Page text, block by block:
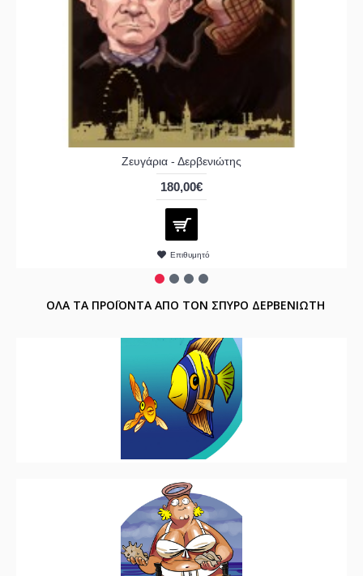
Ζευγάρια - Δερβενιώτης
180,00€
Επιθυμητό
ΟΛΑ ΤΑ ΠΡΟΪΟΝΤΑ ΑΠΟ ΤΟΝ ΣΠΥΡΟ ΔΕΡΒΕΝΙΩΤΗ